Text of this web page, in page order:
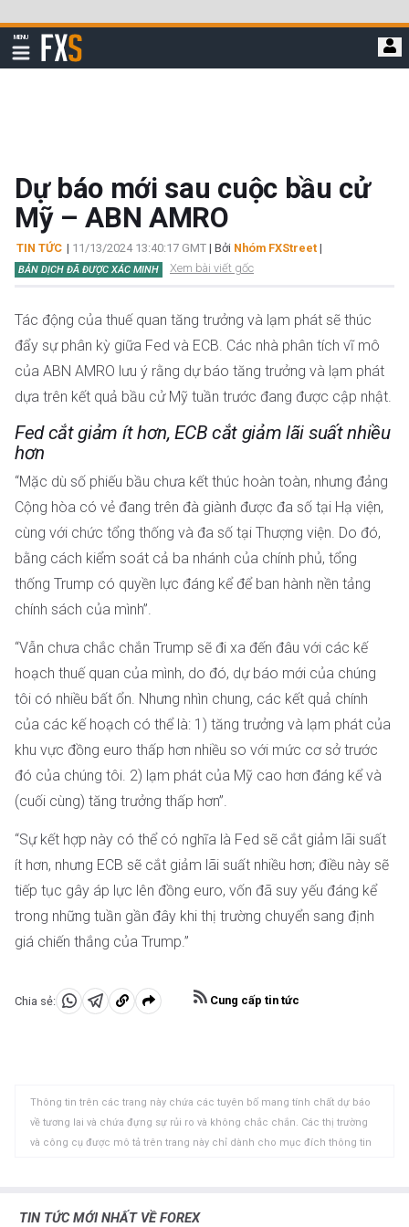
qua
đi
MENU
Hiển
thị
FXStreet
Dự báo mới sau cuộc bầu cử
Mỹ – ABN AMRO
TIN TỨC | 11/13/2024 13:40:17 GMT | Bởi Nhóm FXStreet |
BẢN DỊCH ĐÃ ĐƯỢC XÁC MINH Xem bài viết gốc
Tác động của thuế quan tăng trưởng và lạm phát sẽ thúc
đẩy sự phân kỳ giữa Fed và ECB. Các nhà phân tích vĩ mô
của ABN AMRO lưu ý rằng dự báo tăng trưởng và lạm phát
dựa trên kết quả bầu cử Mỹ tuần trước đang được cập nhật.
Fed cắt giảm ít hơn, ECB cắt giảm lãi suất nhiều
hơn
“Mặc dù số phiếu bầu chưa kết thúc hoàn toàn, nhưng đảng
Cộng hòa có vẻ đang trên đà giành được đa số tại Hạ viện,
cùng với chức tổng thống và đa số tại Thượng viện. Do đó,
bằng cách kiểm soát cả ba nhánh của chính phủ, tổng
thống Trump có quyền lực đáng kể để ban hành nền tảng
chính sách của mình”.
“Vẫn chưa chắc chắn Trump sẽ đi xa đến đâu với các kế
hoạch thuế quan của mình, do đó, dự báo mới của chúng
tôi có nhiều bất ổn. Nhưng nhìn chung, các kết quả chính
của các kế hoạch có thể là: 1) tăng trưởng và lạm phát của
khu vực đồng euro thấp hơn nhiều so với mức cơ sở trước
đó của chúng tôi. 2) lạm phát của Mỹ cao hơn đáng kể và
(cuối cùng) tăng trưởng thấp hơn”.
“Sự kết hợp này có thể có nghĩa là Fed sẽ cắt giảm lãi suất
ít hơn, nhưng ECB sẽ cắt giảm lãi suất nhiều hơn; điều này sẽ
tiếp tục gây áp lực lên đồng euro, vốn đã suy yếu đáng kể
trong những tuần gần đây khi thị trường chuyển sang định
giá chiến thắng của Trump.”
Chia sẻ:
Chia Chia Sao
tạm
Cung cấp tin tức
Thông tin trên các trang này chứa các tuyên bố mang tính chất dự báo
về tương lai và chứa đựng sự rủi ro và không chắc chắn. Các thị trường
và công cụ được mô tả trên trang này chỉ dành cho mục đích thông tin
hoặc sai sót trọng yếu. FXStreet cũng không đảm bảo rằng thông tin này
TIN TỨC MỚI NHẤT VỀ FOREX